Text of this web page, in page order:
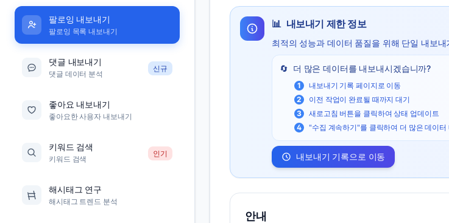
팔로잉 내보내기
팔로잉 목록 내보내기
댓글 내보내기
댓글 데이터 분석
신규
좋아요 내보내기
좋아요한 사용자 내보내기
키워드 검색
키워드 검색
인기
해시태그 연구
해시태그 트렌드 분석
📊 내보내기 제한 정보
최적의 성능과 데이터 품질을 위해 단일 내보
🔄 더 많은 데이터를 내보내시겠습니까?
1
내보내기 기록 페이지로 이동
2
이전 작업이 완료될 때까지 대기
3
새로고침 버튼을 클릭하여 상태 업데이트
4
"수집 계속하기"를 클릭하여 더 많은 데이터
내보내기 기록으로 이동
안내